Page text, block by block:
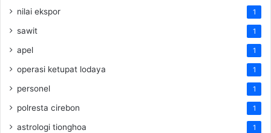
nilai ekspor 1
sawit 1
apel 1
operasi ketupat lodaya 1
personel 1
polresta cirebon 1
astrologi tionghoa 1